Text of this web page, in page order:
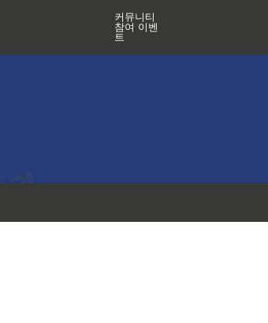
커뮤니티
참여 이벤
트